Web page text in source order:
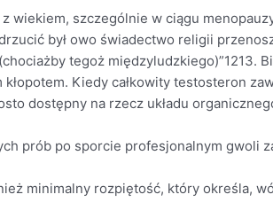
wiekiem, szczególnie w ciągu
był owo świadectwo religii
tegoż międzyludzkiego)”1213.
Kiedy całkowity testosteron
dostępny na rzecz układu
prób po sporcie profesjonalnym gwoli
minimalny rozpiętość, który określa,